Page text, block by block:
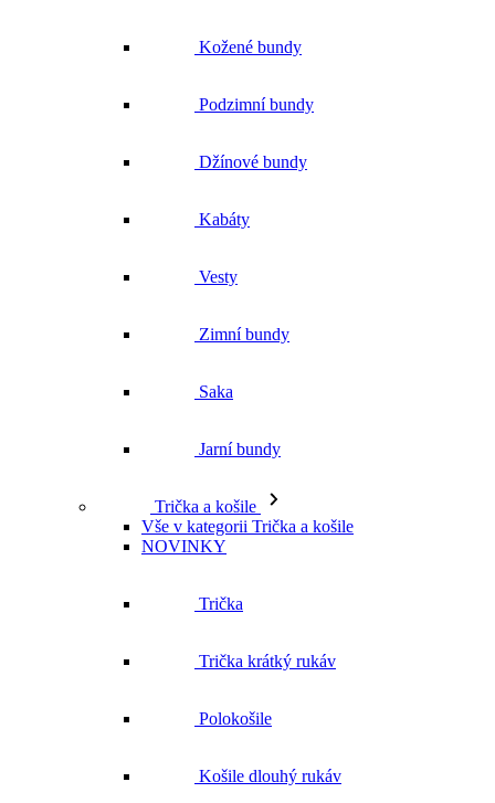
Kožené bundy
Podzimní bundy
Džínové bundy
Kabáty
Vesty
Zimní bundy
Saka
Jarní bundy
Trička a košile
Vše v kategorii Trička a košile
NOVINKY
Trička
Trička krátký rukáv
Polokošile
Košile dlouhý rukáv